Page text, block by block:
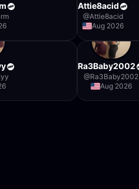
Attie8acid
@Attie8acid
Aug 2026
Ra3Baby2002
@Ra3Baby2002
Aug 2026